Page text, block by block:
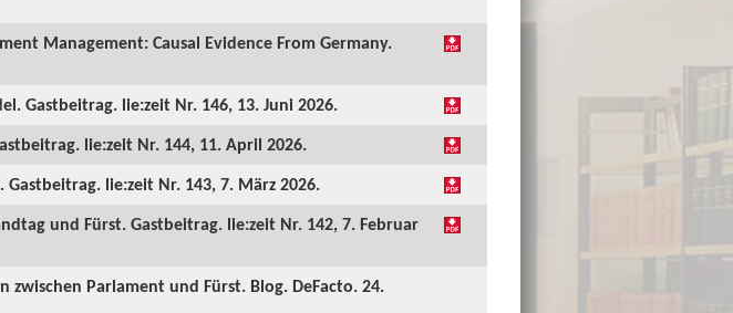
Management: Causal Evidence From Germany.
Gastbeitrag. lie:zeit Nr. 146, 13. Juni 2026.
lie:zeit Nr. 144, 11. April 2026.
lie:zeit Nr. 143, 7. März 2026.
und Fürst. Gastbeitrag. lie:zeit Nr. 142, 7. Februar
zwischen Parlament und Fürst. Blog. DeFacto. 24.